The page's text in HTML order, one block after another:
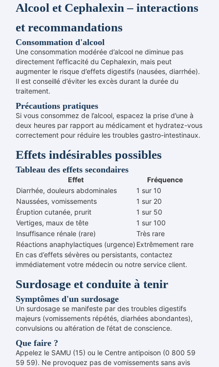
Alcool et Cephalexin – interactions
et recommandations
Consommation d'alcool
Une consommation modérée d’alcool ne diminue pas
directement l’efficacité du Cephalexin, mais peut
augmenter le risque d’effets digestifs (nausées, diarrhée).
Il est conseillé d’éviter les excès durant la durée du
traitement.
Précautions pratiques
Si vous consommez de l’alcool, espacez la prise d’une à
deux heures par rapport au médicament et hydratez-vous
correctement pour réduire les troubles gastro-intestinaux.
Effets indésirables possibles
Tableau des effets secondaires
Effet
Fréquence
Diarrhée, douleurs abdominales
1 sur 10
Naussées, vomissements
1 sur 20
Éruption cutanée, prurit
1 sur 50
Vertiges, maux de tête
1 sur 100
Insuffisance rénale (rare)
Très rare
Réactions anaphylactiques (urgence) Extrêmement rare
En cas d’effets sévères ou persistants, contactez
immédiatement votre médecin ou notre service client.
Surdosage et conduite à tenir
Symptômes d'un surdosage
Un surdosage se manifeste par des troubles digestifs
majeurs (vomissements répétés, diarhées abondantes),
convulsions ou altération de l’état de conscience.
Que faire ?
Appelez le SAMU (15) ou le Centre antipoison (0 800 59
59 59). Ne provoquez pas de vomissements sans avis